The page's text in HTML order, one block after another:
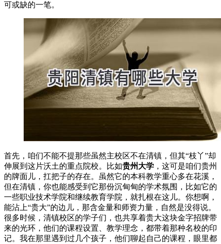
可或缺的一笔。
首先，咱们不能不提那些虽然主校区不在清镇，但其“枝丫”却
伸展到这片沃土的重点院校。比如贵州大学 ，这可是咱们贵州
的牌面儿，扛把子的存在。虽然它的本科教学重心多在花溪，
但在清镇，你也能感受到它那份沉甸甸的学术氛围，比如它的
一些职业技术学院和继续教育学院，就扎根在这儿。你想啊，
能沾上“贵大”的边儿，那含金量和师资力量，自然是没得说。
很多时候，清镇校区的学子们，也共享着贵大这块金字招牌带
来的光环，他们的课程设置、教学理念，都带着那种名校的印
记。我在那里遇到过几个孩子，他们聊起自己的课程，眼里都